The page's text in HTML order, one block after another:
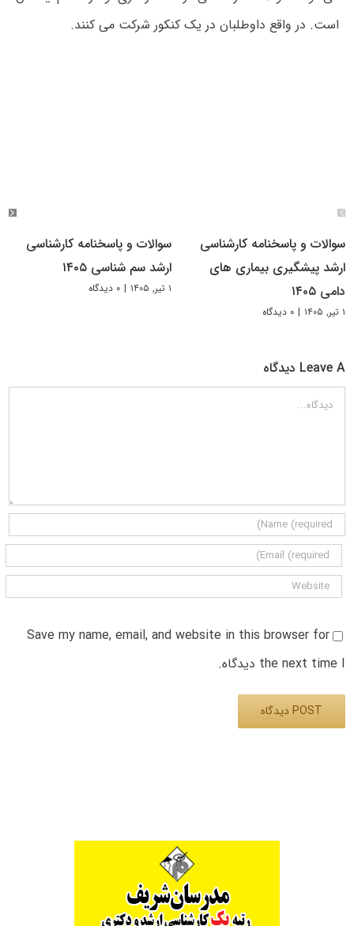
است. در واقع داوطلبان در یک کنکور شرکت می کنند.
سوالات و پاسخنامه کارشناسی
ارشد پیشگیری بیماری های
دامی ۱۴۰۵
۱ تیر, ۱۴۰۵ | ۰ دیدگاه
سوالات و پاسخنامه کارشناسی
ارشد سم شناسی ۱۴۰۵
۱ تیر, ۱۴۰۵ | ۰ دیدگاه
Leave A دیدگاه
دیدگاه
Save my name, email, and website in this browser for
the next time I دیدگاه.